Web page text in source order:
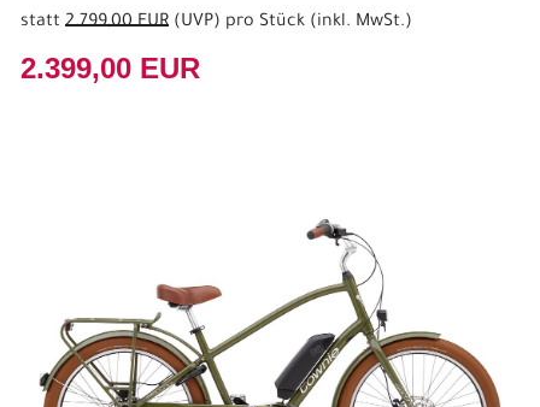
statt 2.799,00 EUR (UVP) pro Stück (inkl. MwSt.)
2.399,00 EUR